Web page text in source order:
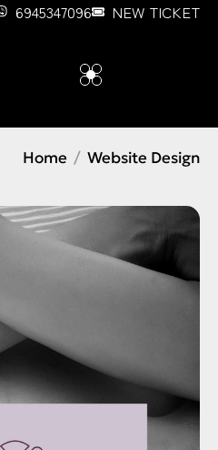
6945347096 NEW TICKET
Home Website Design